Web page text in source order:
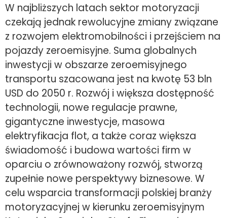
W najbliższych latach sektor motoryzacji
czekają jednak rewolucyjne zmiany związane
z rozwojem elektromobilności i przejściem na
pojazdy zeroemisyjne. Suma globalnych
inwestycji w obszarze zeroemisyjnego
transportu szacowana jest na kwotę 53 bln
USD do 2050 r. Rozwój i większa dostępność
technologii, nowe regulacje prawne,
gigantyczne inwestycje, masowa
elektryfikacja flot, a także coraz większa
świadomość i budowa wartości firm w
oparciu o zrównoważony rozwój, stworzą
zupełnie nowe perspektywy biznesowe. W
celu wsparcia transformacji polskiej branży
motoryzacyjnej w kierunku zeroemisyjnym